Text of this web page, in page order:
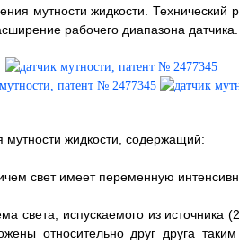
мутности жидкости. Технический
рабочего диапазона
мутности жидкости, содержащий:
свет имеет переменную
света, испускаемого из источника
относительно друг друга